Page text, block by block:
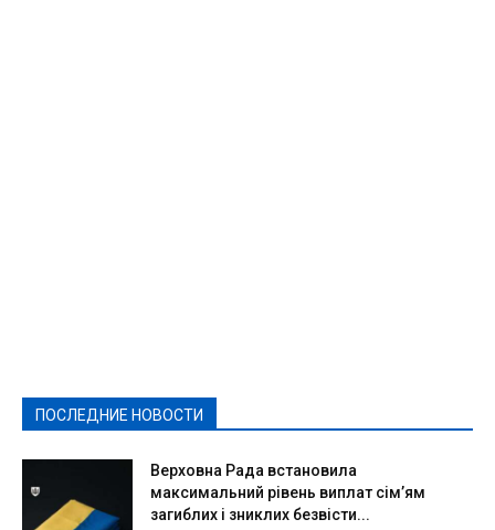
ПОСЛЕДНИЕ НОВОСТИ
Верховна Рада встановила
максимальний рівень виплат сім’ям
загиблих і зниклих безвісти...